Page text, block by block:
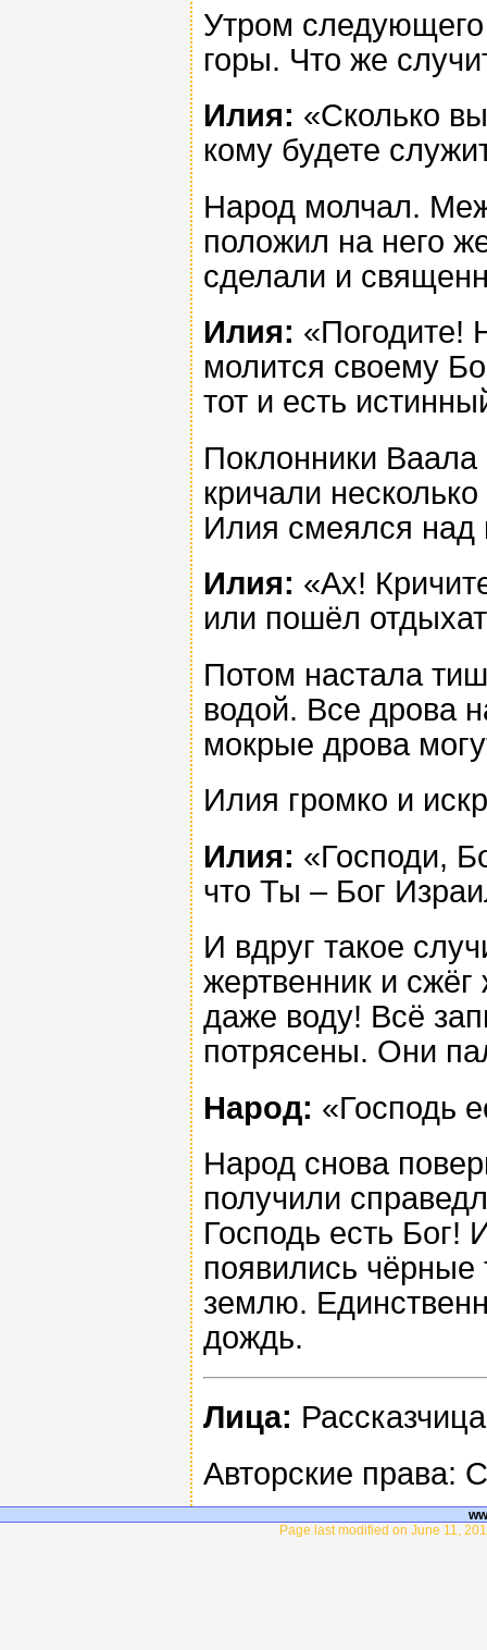
Утром
горы. Что же
Илия: «Сколько
кому будете
Народ молчал.
положил на него
сделали и
Илия: «Погодите!
молится своему
тот и есть
Поклонники Ваала
кричали
Илия смеялся над
Илия: «Ах!
или пошёл
Потом настала
водой. Все дрова
мокрые дрова
Илия громко и
Илия: «Господи,
что Ты – Бог
И вдруг такое
жертвенник и
даже воду! Всё
потрясены. Они
Народ: «Господь
Народ снова
получили
Господь есть
появились
землю.
дождь.
Лица:
Авторские права:
Page last modified on June 11,